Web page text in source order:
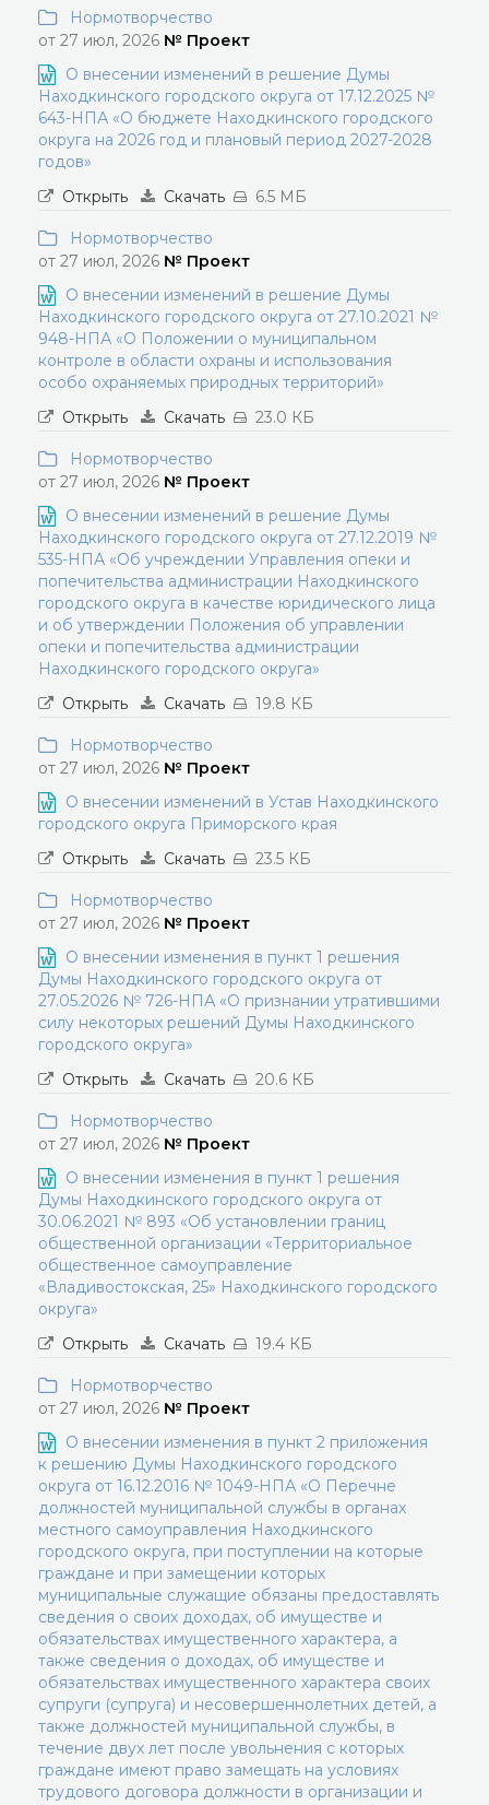
Нормотворчество
от 27 июл, 2026 № Проект
О внесении изменений в решение Думы
Находкинского городского округа от 17.12.2025 №
643-НПА «О бюджете Находкинского городского
округа на 2026 год и плановый период 2027-2028
годов»
Открыть
Скачать 6.5 МБ
Нормотворчество
от 27 июл, 2026 № Проект
О внесении изменений в решение Думы
Находкинского городского округа от 27.10.2021 №
948-НПА «О Положении о муниципальном
контроле в области охраны и использования
особо охраняемых природных территорий»
Открыть
Скачать 23.0 КБ
Нормотворчество
от 27 июл, 2026 № Проект
О внесении изменений в решение Думы
Находкинского городского округа от 27.12.2019 №
535-НПА «Об учреждении Управления опеки и
попечительства администрации Находкинского
городского округа в качестве юридического лица
и об утверждении Положения об управлении
опеки и попечительства администрации
Находкинского городского округа»
Открыть
Скачать 19.8 КБ
Нормотворчество
от 27 июл, 2026 № Проект
О внесении изменений в Устав Находкинского
городского округа Приморского края
Открыть
Скачать 23.5 КБ
Нормотворчество
от 27 июл, 2026 № Проект
О внесении изменения в пункт 1 решения
Думы Находкинского городского округа от
27.05.2026 № 726-НПА «О признании утратившими
силу некоторых решений Думы Находкинского
городского округа»
Открыть
Скачать 20.6 КБ
Нормотворчество
от 27 июл, 2026 № Проект
О внесении изменения в пункт 1 решения
Думы Находкинского городского округа от
30.06.2021 № 893 «Об установлении границ
общественной организации «Территориальное
общественное самоуправление
«Владивостокская, 25» Находкинского городского
округа»
Открыть
Скачать 19.4 КБ
Нормотворчество
от 27 июл, 2026 № Проект
О внесении изменения в пункт 2 приложения
к решению Думы Находкинского городского
округа от 16.12.2016 № 1049-НПА «О Перечне
должностей муниципальной службы в органах
местного самоуправления Находкинского
городского округа, при поступлении на которые
граждане и при замещении которых
муниципальные служащие обязаны предоставлять
сведения о своих доходах, об имуществе и
обязательствах имущественного характера, а
также сведения о доходах, об имуществе и
обязательствах имущественного характера своих
супруги (супруга) и несовершеннолетних детей, а
также должностей муниципальной службы, в
течение двух лет после увольнения с которых
граждане имеют право замещать на условиях
трудового договора должности в организации и